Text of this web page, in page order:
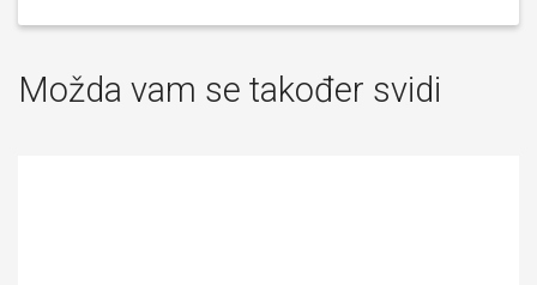
Možda vam se također svidi